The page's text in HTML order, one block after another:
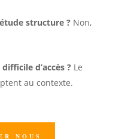
structure ?Non,
d’accès ?Le
au contexte.
NOUS